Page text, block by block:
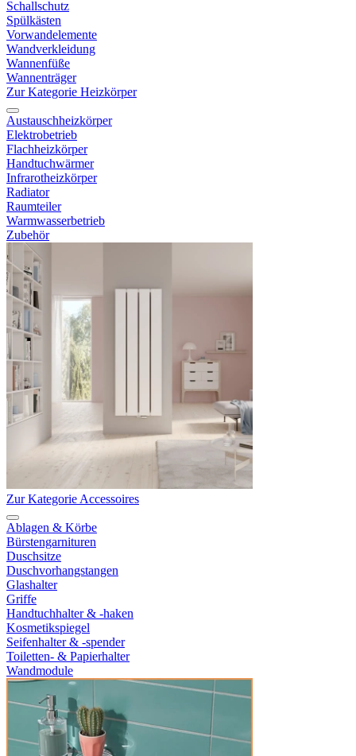
Schallschutz
Spülkästen
Vorwandelemente
Wandverkleidung
Wannenfüße
Wannenträger
Zur Kategorie Heizkörper
Austauschheizkörper
Elektrobetrieb
Flachheizkörper
Handtuchwärmer
Infrarotheizkörper
Radiator
Raumteiler
Warmwasserbetrieb
Zubehör
Zur Kategorie Accessoires
Ablagen & Körbe
Bürstengarnituren
Duschsitze
Duschvorhangstangen
Glashalter
Griffe
Handtuchhalter & -haken
Kosmetikspiegel
Seifenhalter & -spender
Toiletten- & Papierhalter
Wandmodule